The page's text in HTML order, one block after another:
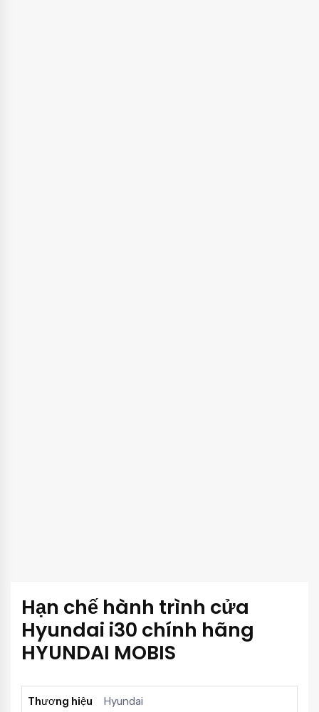
Hạn chế hành trình cửa
Hyundai i30 chính hãng
HYUNDAI MOBIS
Thương hiệu Hyundai